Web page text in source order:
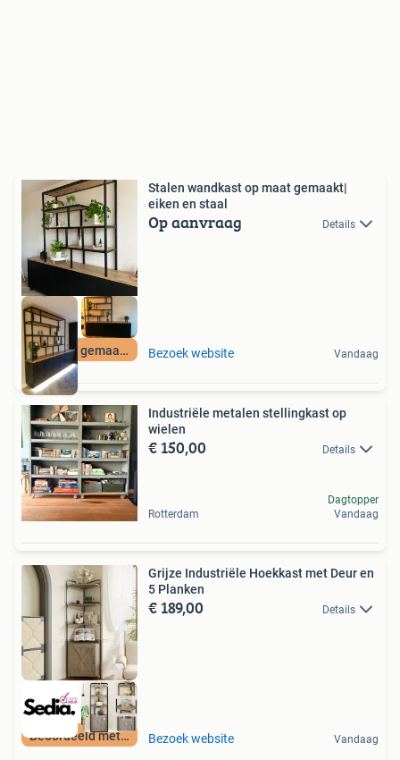
Op maat gemaakt
Stalen wandkast op maat gemaakt|
eiken en staal
Op aanvraag Details
Bezoek website Vandaag
Industriële metalen stellingkast op
wielen
€ 150,00 Details
Rotterdam
Dagtopper
Vandaag
Beoordeeld met 9+
Grijze Industriële Hoekkast met Deur en
5 Planken
€ 189,00 Details
Bezoek website Vandaag